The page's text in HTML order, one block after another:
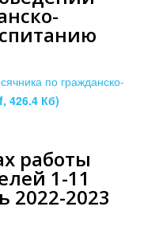
по гражданско-
426.4 Кб)
работы
1-11
2022-2023